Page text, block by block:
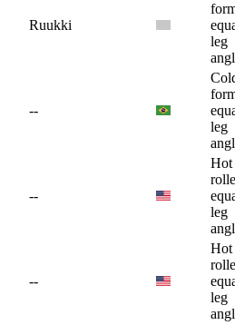
Ruukki
leg
--
leg
--
Hot
leg
--
Hot
leg